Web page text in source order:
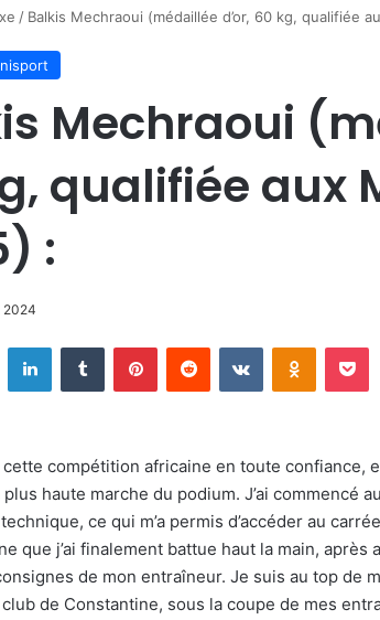
/ Balkis Mechraoui (médaillée d’or, 60 kg, qualifiée
Mechraoui
qualifiée aux
:
2024
LinkedinTumblr PinterestReddit VKontakte
cette compétition africaine en toute
haute marche du podium. J’ai commencé
ce qui m’a permis d’accéder au
que j’ai finalement battue haut la main,
de mon entraîneur. Je suis au top de
de Constantine, sous la coupe de mes